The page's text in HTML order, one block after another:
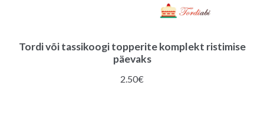
Tordi või tassikoogi topperite komplekt ristimise
päevaks
2.50€